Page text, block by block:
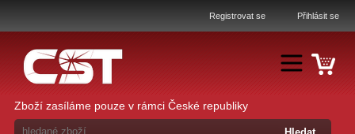
Registrovat se Přihlásit se
Zboží zasíláme pouze v rámci České republiky